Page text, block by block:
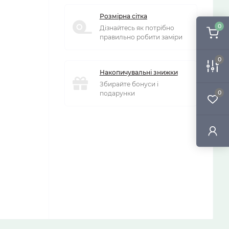
0
0
0
Розмірна сітка
Дізнайтесь як потрібно
правильно робити заміри
Накопичувальні знижки
Збирайте бонуси і
подарунки